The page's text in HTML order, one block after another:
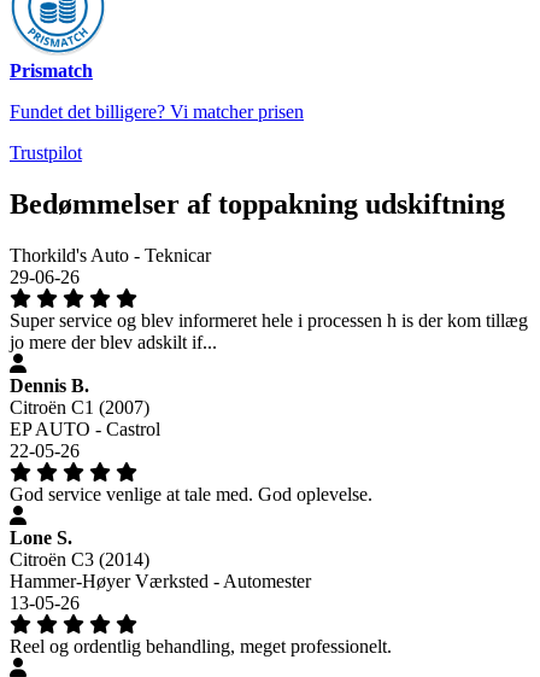
Prismatch
Fundet det billigere? Vi matcher prisen
Trustpilot
Bedømmelser af toppakning udskiftning
Thorkild's Auto - Teknicar
29-06-26
Super service og blev informeret hele i processen h is der kom tillæg
jo mere der blev adskilt if...
Dennis B.
Citroën C1 (2007)
EP AUTO - Castrol
22-05-26
God service venlige at tale med. God oplevelse.
Lone S.
Citroën C3 (2014)
Hammer-Høyer Værksted - Automester
13-05-26
Reel og ordentlig behandling, meget professionelt.